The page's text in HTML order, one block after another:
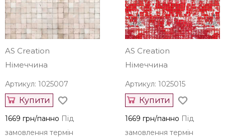
Інші шпалери AS Creation з
інших колекцій